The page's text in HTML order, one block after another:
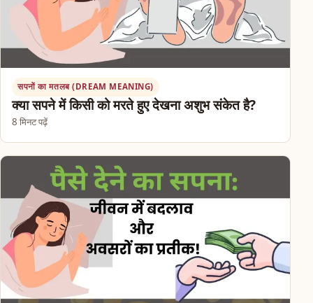
सपनों का मतलब (DREAM MEANING)
क्या सपने में किसी को मरते हुए देखना अशुभ संकेत है?
8 मिनट पढ़ें